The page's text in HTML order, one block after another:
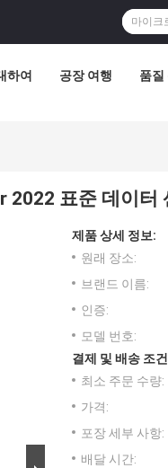
하여 공장 여행 품질
표준 데이터
제품 상세 정보:
원래 장소:
브랜드 이름:
인증:
모델 번호:
결제 및 배송 조
최소 주문 수량:
가격:
포장 세부 사항:
배달 시간: